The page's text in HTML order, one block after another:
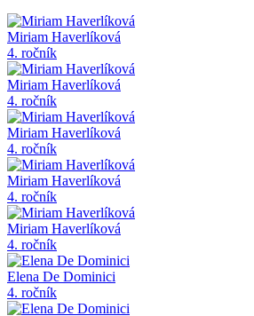
Miriam Haverlíková
4. ročník
Miriam Haverlíková
4. ročník
Miriam Haverlíková
4. ročník
Miriam Haverlíková
4. ročník
Miriam Haverlíková
4. ročník
Elena De Dominici
4. ročník